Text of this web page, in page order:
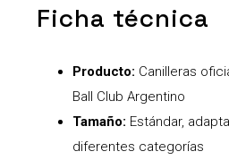
Ficha técnica
Producto: Canilleras
Ball Club Argentino
Tamaño: Estándar,
diferentes categorías